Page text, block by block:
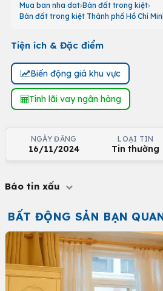
Mua ban nha dat Bán đất trong kiệt
Bán đất trong kiệt Thành phố Hồ Chí
Tiện ích & Đặc điểm
Biến động giá khu vực
Tính lãi vay ngân hàng
NGÀY ĐĂNG
16/11/2024
LOẠI TIN
Tin thường
Báo tin xấu
BẤT ĐỘNG SẢN BẠN